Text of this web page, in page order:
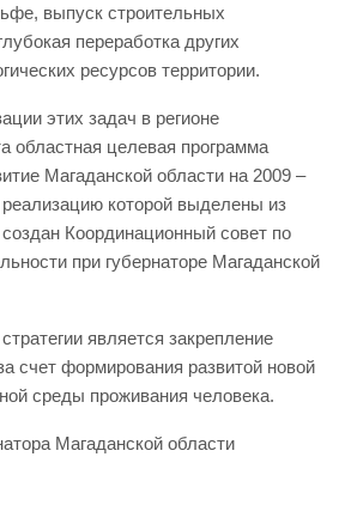
выпуск строительных
переработка других
ресурсов территории.
этих задач в регионе
областная целевая программа
Магаданской области на 2009 –
реализацию которой выделены из
Координационный совет по
при губернаторе Магаданской
является закрепление
счет формирования развитой новой
среды проживания человека.
Магаданской области